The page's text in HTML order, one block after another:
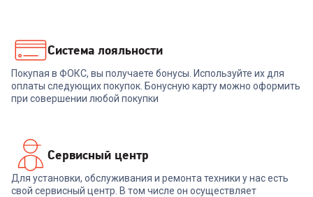
52 999₽
В корзину В корзину
Система лояльности
Покупая в ФОКС, вы получаете бонусы. Используйте их для
оплаты следующих покупок. Бонусную карту можно оформить
при совершении любой покупки
Сервисный центр
Для установки, обслуживания и ремонта техники у нас есть
свой сервисный центр. В том числе он осуществляет